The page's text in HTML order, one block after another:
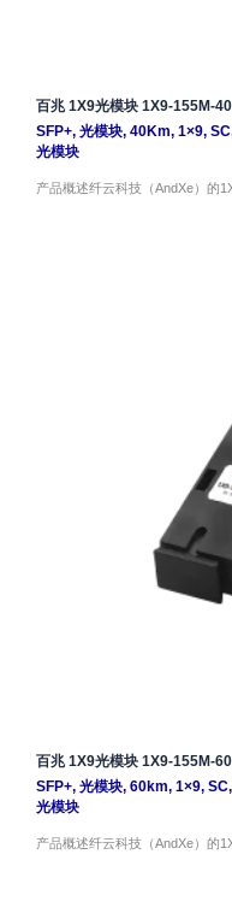
百兆 1X9光模块 1X9-155M-
SFP+, 光模块, 40Km, 1×9, SC
光模块
产品概述纤云科技（AndXe）的
百兆 1X9光模块 1X9-155M-
SFP+, 光模块, 60km, 1×9, SC,
光模块
产品概述纤云科技（AndXe）的